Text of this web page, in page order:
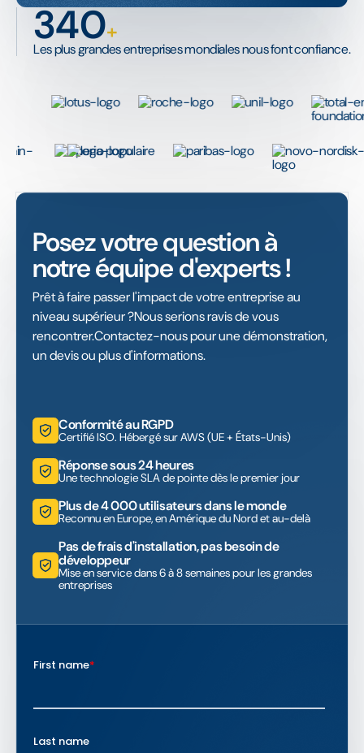
340+
Les plus grandes entreprises mondiales nous font confiance.
Posez votre question à
notre équipe d'experts !
Prêt à faire passer l'impact de votre entreprise au
niveau supérieur ?Nous serions ravis de vous
rencontrer.Contactez-nous pour une démonstration,
un devis ou plus d'informations.
Conformité au RGPD
Certifié ISO. Hébergé sur AWS (UE + États-Unis)
Réponse sous 24 heures
Une technologie SLA de pointe dès le premier jour
Plus de 4 000 utilisateurs dans le monde
Reconnu en Europe, en Amérique du Nord et au-delà
Pas de frais d'installation, pas besoin de
développeur
Mise en service dans 6 à 8 semaines pour les grandes
entreprises